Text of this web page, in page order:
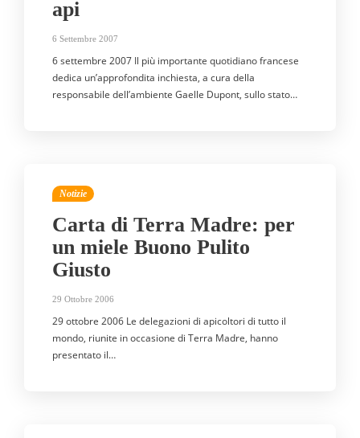
api
6 Settembre 2007
6 settembre 2007 Il più importante quotidiano francese
dedica un’approfondita inchiesta, a cura della
responsabile dell’ambiente Gaelle Dupont, sullo stato…
Notizie
Carta di Terra Madre: per
un miele Buono Pulito
Giusto
29 Ottobre 2006
29 ottobre 2006 Le delegazioni di apicoltori di tutto il
mondo, riunite in occasione di Terra Madre, hanno
presentato il…